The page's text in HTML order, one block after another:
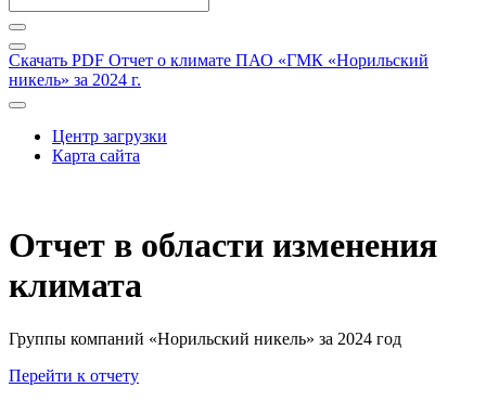
Скачать PDF Отчет о климате ПАО «ГМК «Норильский
никель» за 2024 г.
Центр загрузки
Карта сайта
Отчет в области изменения
климата
Группы компаний «Норильский никель» за 2024 год
Перейти к отчету